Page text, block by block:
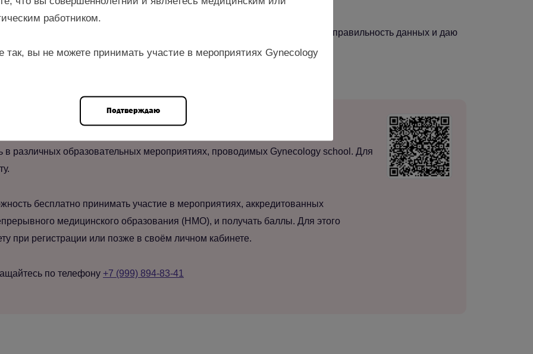
, подтверждаю правильность данных и даю
от ресурса Gynecology school
вы получаете доступ ко всем материалам новостной ленты и архиву
в различных образовательных мероприятиях, проводимых Gynecology school. Для
бесплатно принимать участие в мероприятиях, аккредитованных
медицинского образования (НМО), и получать баллы. Для этого
при регистрации или позже в своём личном кабинете.
по телефону +7 (999) 894-83-41
работником.
так, вы не можете принимать участие в мероприятиях Gynecology
Подтверждаю